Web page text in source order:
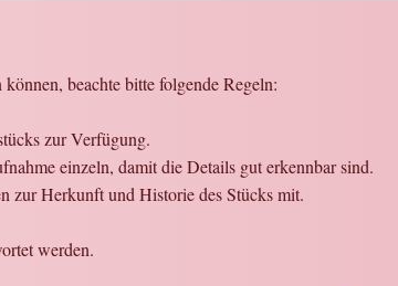
beachte bitte folgende Regeln:
zur Verfügung.
einzeln, damit die Details gut erkennbar sind.
zur Herkunft und Historie des Stücks mit.
werden.